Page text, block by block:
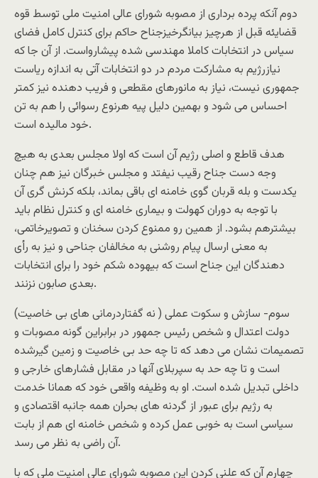
دوم آنکه پرده برداری از مصوبه شورای عالی امنیت ملی توسط قوه
قضایئه قبل از هرچیز بیانگرخیزجناح حاکم برای کنترل کامل فضای
سیاس در انتخابات کاملا مهندسی شده پیشارواست. از آن جا که
نیازرژیم به مشارکت مردم در دو انتخابات آتی به اندازه ریاست
جمهوری نیست، نیاز به مانورهای مقطعی و فریب دهنده نیز کمتر
احساس می شود و بهمین دلیل پیه هرنوع رسوائی را هم به تن
خود مالیده است.
هدف قاطع و اصلی رژیم آن است که اولا مجلس بعدی به هیچ
وجه دست جناح رقیب نیفتد و مجلس خبرگان نیز هم چنان
یکدست و بله قربان گوی خامنه ای باقی بماند، بلکه کرنش گری آن
با توجه به دوران کهولت و بیماری خامنه ای و کنترل نظام باید
بیشترهم بشود. از همین رو ممنوع کردن سخنان و تصویرخاتمی،
به معنی ارسال پیام روشنی به مخالفان جناحی و نیز به رأی
دهندگان این جناح است که بیهوده شکم خود را برای انتخابات
بعدی صابون نزنند.
سوم- سازش و سکوت عملی ( نه گفتاردرمانی های بی خاصیت)
دولت اعتدال و شخص رئیس جمهور در برابراین گونه مصوبات و
تصمیمات نشان می دهد که تا چه حد بی خاصیت و زمین گیرشده
است و تا چه حد به سپربلای آنها در مقابل فشارهای خارجی و
داخلی تبدیل شده است. او به وظیفه واقعی خود که همانا خدمت
به رژیم برای عبور از گردنه های بحران همه جانبه اقتصادی و
سیاسی است به خوبی عمل کرده و شخص خامنه ای هم از بابت
آن راضی به نظر می رسد.
چهارم آن که علنی کردن این مصوبه شورای عالی امنیت ملی که با